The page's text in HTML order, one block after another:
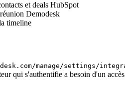
et deals HubSpot
Demodesk
timeline
manage/settings/
s'authentifie a besoin d'un